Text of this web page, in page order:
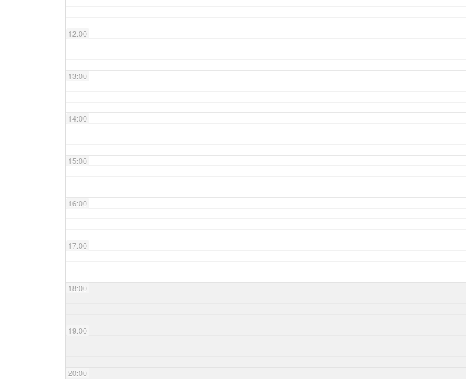
12:00
13:00
14:00
15:00
16:00
17:00
18:00
19:00
20:00